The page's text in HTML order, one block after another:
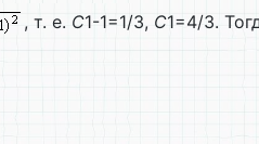
, т. е. C1-1=1/3, C1=4/3.